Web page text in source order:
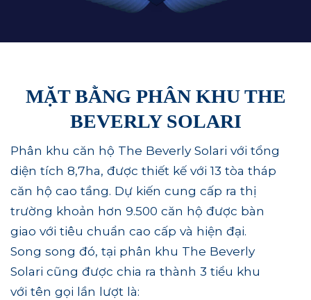
MẶT BẰNG PHÂN KHU THE
BEVERLY SOLARI
Phân khu căn hộ The Beverly Solari với tổng
diện tích 8,7ha, được thiết kế với 13 tòa tháp
căn hộ cao tầng. Dự kiến cung cấp ra thị
trường khoản hơn 9.500 căn hộ được bàn
giao với tiêu chuẩn cao cấp và hiện đại.
Song song đó, tại phân khu The Beverly
Solari cũng được chia ra thành 3 tiểu khu
với tên gọi lần lượt là: